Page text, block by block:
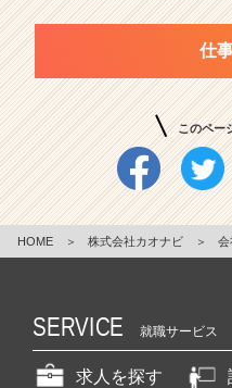
仕
このペー
HOME ＞ 株式会社カオナビ ＞ 会
SERVICE 就職サービス
求人を探す